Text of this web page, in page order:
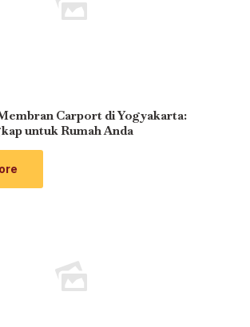
Carport di Yogyakarta:
untuk Rumah Anda